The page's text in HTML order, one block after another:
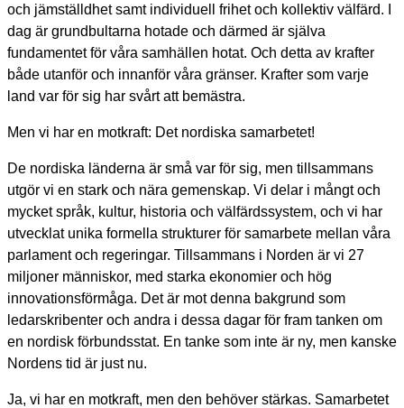
och jämställdhet samt individuell frihet och kollektiv välfärd. I
dag är grundbultarna hotade och därmed är själva
fundamentet för våra samhällen hotat. Och detta av krafter
både utanför och innanför våra gränser. Krafter som varje
land var för sig har svårt att bemästra.
Men vi har en motkraft: Det nordiska samarbetet!
De nordiska länderna är små var för sig, men tillsammans
utgör vi en stark och nära gemenskap. Vi delar i mångt och
mycket språk, kultur, historia och välfärdssystem, och vi har
utvecklat unika formella strukturer för samarbete mellan våra
parlament och regeringar. Tillsammans i Norden är vi 27
miljoner människor, med starka ekonomier och hög
innovationsförmåga. Det är mot denna bakgrund som
ledarskribenter och andra i dessa dagar för fram tanken om
en nordisk förbundsstat. En tanke som inte är ny, men kanske
Nordens tid är just nu.
Ja, vi har en motkraft, men den behöver stärkas. Samarbetet